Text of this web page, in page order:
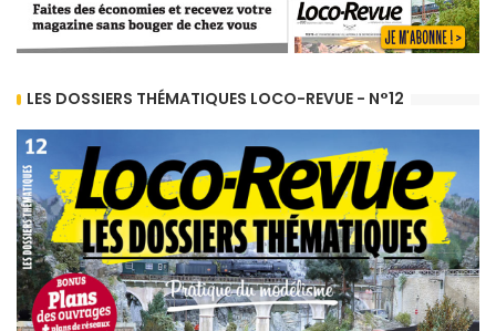
LES DOSSIERS THÉMATIQUES LOCO-REVUE - N°12